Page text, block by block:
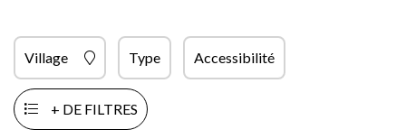
Village Type Accessibilité
+ DE FILTRES